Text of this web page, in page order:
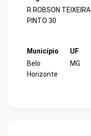
R ROBSON TEIXEIRA
PINTO 30
Município
Belo
Horizonte
UF
MG